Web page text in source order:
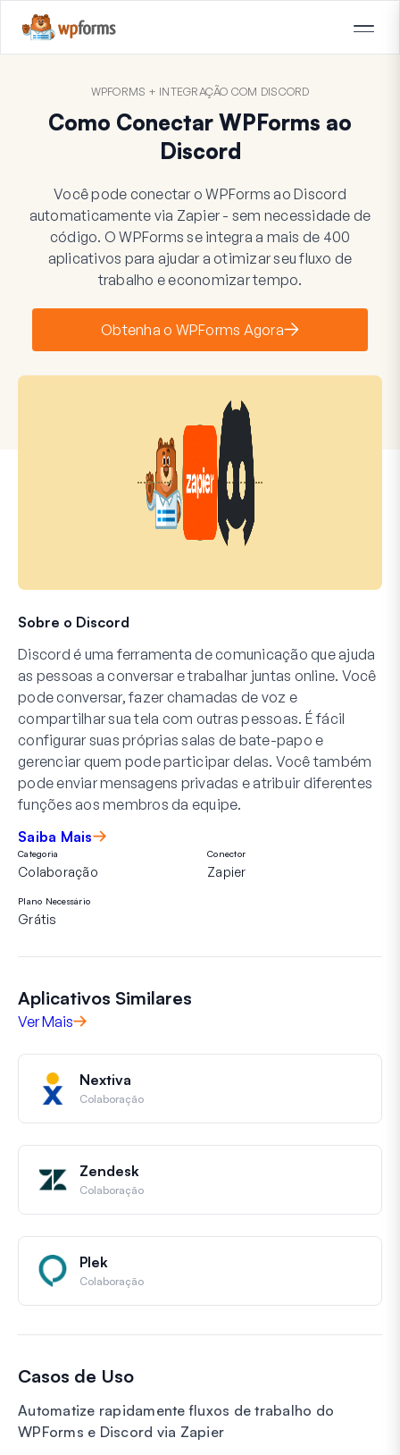
WPFORMS + INTEGRAÇÃO COM DISCORD
Como Conectar WPForms ao
Discord
Você pode conectar o WPForms ao Discord
automaticamente via Zapier - sem necessidade de
código. O WPForms se integra a mais de 400
aplicativos para ajudar a otimizar seu fluxo de
trabalho e economizar tempo.
Obtenha o WPForms Agora
Sobre o Discord
Discord é uma ferramenta de comunicação que ajuda
as pessoas a conversar e trabalhar juntas online. Você
pode conversar, fazer chamadas de voz e
compartilhar sua tela com outras pessoas. É fácil
configurar suas próprias salas de bate-papo e
gerenciar quem pode participar delas. Você também
pode enviar mensagens privadas e atribuir diferentes
funções aos membros da equipe.
Saiba Mais
Categoria
Colaboração
Conector
Zapier
Plano Necessário
Grátis
Aplicativos Similares
Ver Mais
Nextiva
Colaboração
Zendesk
Colaboração
Plek
Colaboração
Casos de Uso
Automatize rapidamente fluxos de trabalho do
WPForms e Discord via Zapier